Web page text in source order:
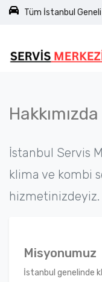
Tüm İstanbul
Hakkımızda
İstanbul Servis
klima ve kombi
hizmetinizdeyiz.
Misyonumuz
İstanbul genelinde